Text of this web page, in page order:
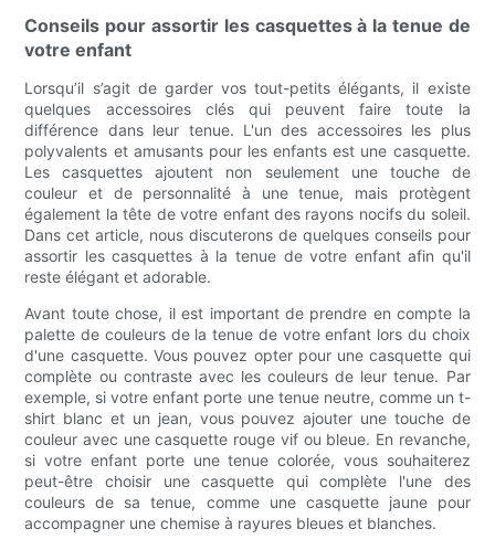
Conseils pour assortir les casquettes à la tenue de
votre enfant
Lorsqu’il s’agit de garder vos tout-petits élégants, il existe
quelques accessoires clés qui peuvent faire toute la
différence dans leur tenue. L'un des accessoires les plus
polyvalents et amusants pour les enfants est une casquette.
Les casquettes ajoutent non seulement une touche de
couleur et de personnalité à une tenue, mais protègent
également la tête de votre enfant des rayons nocifs du soleil.
Dans cet article, nous discuterons de quelques conseils pour
assortir les casquettes à la tenue de votre enfant afin qu'il
reste élégant et adorable.
Avant toute chose, il est important de prendre en compte la
palette de couleurs de la tenue de votre enfant lors du choix
d'une casquette. Vous pouvez opter pour une casquette qui
complète ou contraste avec les couleurs de leur tenue. Par
exemple, si votre enfant porte une tenue neutre, comme un t-
shirt blanc et un jean, vous pouvez ajouter une touche de
couleur avec une casquette rouge vif ou bleue. En revanche,
si votre enfant porte une tenue colorée, vous souhaiterez
peut-être choisir une casquette qui complète l'une des
couleurs de sa tenue, comme une casquette jaune pour
accompagner une chemise à rayures bleues et blanches.